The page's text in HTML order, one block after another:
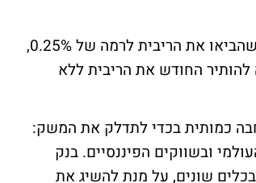
"הוועדה המוניטרית סבורה שהשפעות הפחתות הריבית האחרונות, שהביאו את הריבית לרמה של 0.25%,
להותיר החודש את הריבית ללא
כמותית בכדי לתדלק את המשק:
ובשווקים הפיננסיים. בנק
שונים, על מנת להשיג את